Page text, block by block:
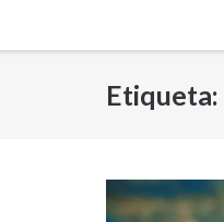
Etiqueta: